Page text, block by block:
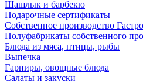
Шашлык и барбекю
Подарочные сертификаты
Собственное производство
Полуфабрикаты собственного
Блюда из мяса, птицы, рыбы
Выпечка
Гарниры, овощные блюда
Салаты и закуски